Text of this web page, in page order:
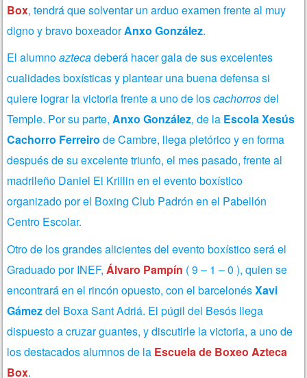
Box, tendrá que solventar un arduo examen frente al muy
digno y bravo boxeadorAnxo González.
El alumnoaztecadeberá hacer gala de sus excelentes
cualidades boxísticas y plantear una buena defensa si
quiere lograr la victoria frente a uno de loscachorrosdel
Temple. Por su parte,Anxo González, de la Escola Xesús
Cachorro Ferreiro de Cambre, llega pletórico y en forma
después de su excelente triunfo, el mes pasado, frente al
madrileño Daniel El Krillin en el evento boxístico
organizado por el Boxing Club Padrón en el Pabellón
Centro Escolar.
Otro de los grandes alicientes del evento boxístico será el
Graduado por INEF,Álvaro Pampín ( 9 – 1 – 0 ), quien se
encontrará en el rincón opuesto, con el barcelonésXavi
Gámezdel Boxa Sant Adriá. El púgil del Besós llega
dispuesto a cruzar guantes, y discutirle la victoria, a uno de
los destacados alumnos de la Escuela de Boxeo Azteca
Box.